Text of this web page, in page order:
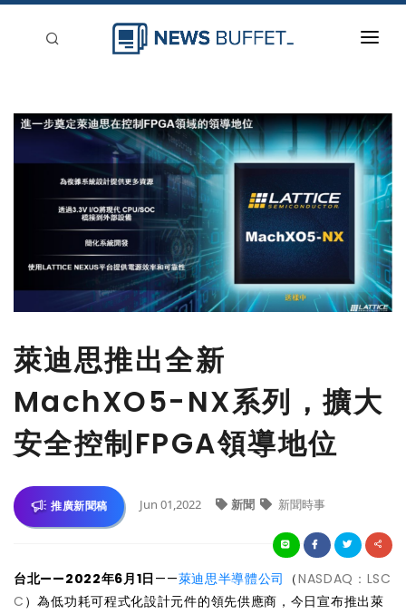
新聞稿分類
刊登
萊迪思推出全新
MachXO5-NX系列，擴大
安全控制FPGA領導地位
推廣新聞稿 Jun 01,2022 新聞 新聞時事
台北——2022年6月1日 ——萊迪思半導體公司 （NASDAQ：LSC
C ）為低功耗可程式化設計元件的領先供應商，今日宣布推出萊